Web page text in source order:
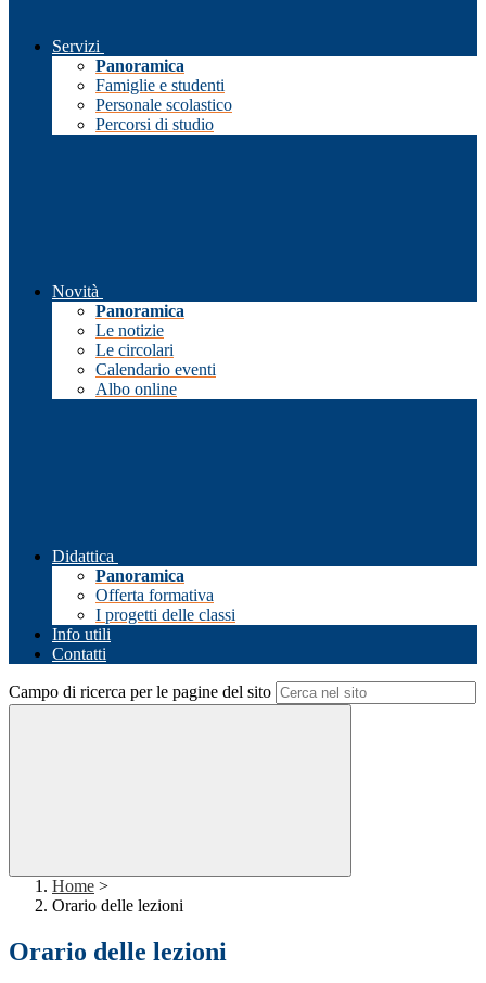
Servizi
Panoramica
Famiglie e studenti
Personale scolastico
Percorsi di studio
Novità
Panoramica
Le notizie
Le circolari
Calendario eventi
Albo online
Didattica
Panoramica
Offerta formativa
I progetti delle classi
Info utili
Contatti
Campo di ricerca per le pagine del sito
Home >
Orario delle lezioni
Orario delle lezioni